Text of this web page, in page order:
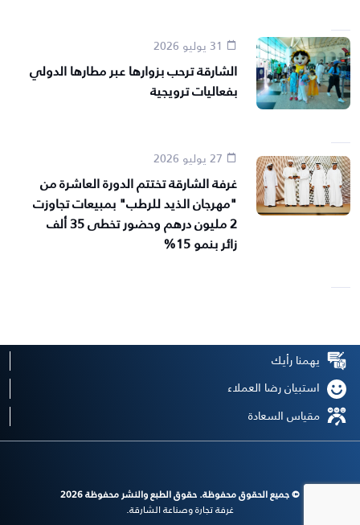
الشارقة ترحب بزوارها عبر مطارها الدولي
بفعاليات ترويجية
غرفة الشارقة تختتم الدورة العاشرة من
"مهرجان الذيد للرطب" بمبيعات تجاوزت
2 مليون درهم وحضور تخطى 35 ألف
زائر بنمو 15%
يهمنا رأيك
استبيان رضا العملاء
مقياس السعادة
© جميع الحقوق محفوظة. حقوق الطبع والنشر محفوظة 2026
غرفة تجارة وصناعة الشارقة.